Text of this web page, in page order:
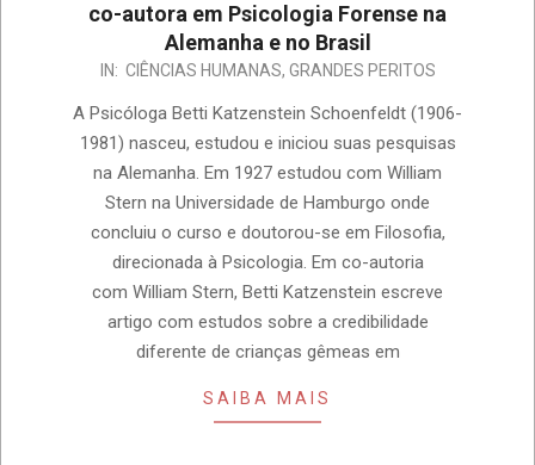
co-autora em Psicologia Forense na
Alemanha e no Brasil
IN: CIÊNCIAS HUMANAS, GRANDES PERITOS
A Psicóloga Betti Katzenstein Schoenfeldt (1906-
1981) nasceu, estudou e iniciou suas pesquisas
na Alemanha. Em 1927 estudou com William
Stern na Universidade de Hamburgo onde
concluiu o curso e doutorou-se em Filosofia,
direcionada à Psicologia. Em co-autoria
com William Stern, Betti Katzenstein escreve
artigo com estudos sobre a credibilidade
diferente de crianças gêmeas em
SAIBA MAIS